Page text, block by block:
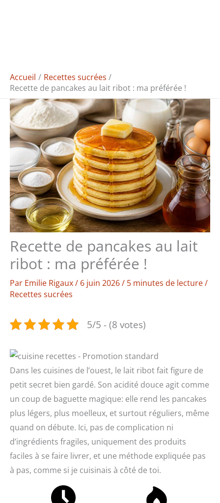
Accueil
Recettes sucrées
Recette de pancakes au lait ribot : ma préférée !
Recette de pancakes au lait
ribot : ma préférée !
Par Emilie Rigaux/ 6 juin 2026/ 5 minutes de lecture/
Recettes sucrées
5/5 - (8 votes)
Dans les cuisines de l’ouest, le lait ribot fait figure de
petit secret bien gardé. Son acidité douce agit comme
un coup de baguette magique: elle rend les pancakes
plus légers, plus moelleux, et surtout réguliers, même
quand on débute. Ici, pas de complication ni
d’ingrédients fragiles, uniquement des produits
faciles à se faire livrer, et une méthode expliquée pas
à pas, comme si je cuisinais à côté de toi.